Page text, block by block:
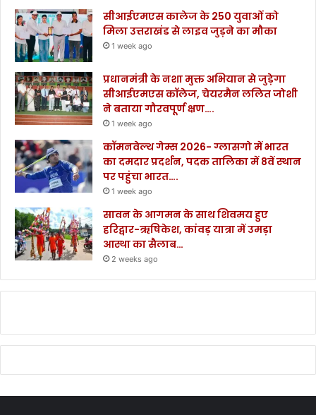
सीआईएमएस कालेज के 250 युवाओं को
मिला उत्तराखंड से लाइव जुड़ने का मौका
1 week ago
प्रधानमंत्री के नशा मुक्त अभियान से जुड़ेगा
सीआईएमएस कॉलेज, चेयरमैन ललित जोशी
ने बताया गौरवपूर्ण क्षण….
1 week ago
कॉमनवेल्थ गेम्स 2026- ग्लासगो में भारत
का दमदार प्रदर्शन, पदक तालिका में 8वें स्थान
पर पहुंचा भारत….
1 week ago
सावन के आगमन के साथ शिवमय हुए
हरिद्वार-ऋषिकेश, कांवड़ यात्रा में उमड़ा
आस्था का सैलाब…
2 weeks ago